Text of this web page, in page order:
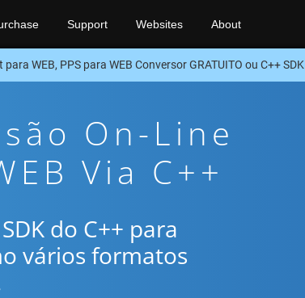
Support Websites About
WEB, PPS para WEB Conversor GRATUITO ou C++ SDK
On-Line
Via C++
do C++ para
vários formatos